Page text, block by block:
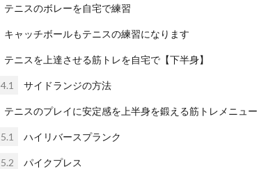
勉強がストレスにな
一生懸命勉強をしていると
ほど嫌に思える...
テニスのボレーを自宅で練習
キャッチボールもテニスの練習になります
テニスを上達させる筋トレを自宅で【下半身】
4.1 サイドランジの方法
テニスのプレイに安定感を上半身を鍛える筋トレメニュー
5.1 ハイリバースプランク
5.2 パイクプレス